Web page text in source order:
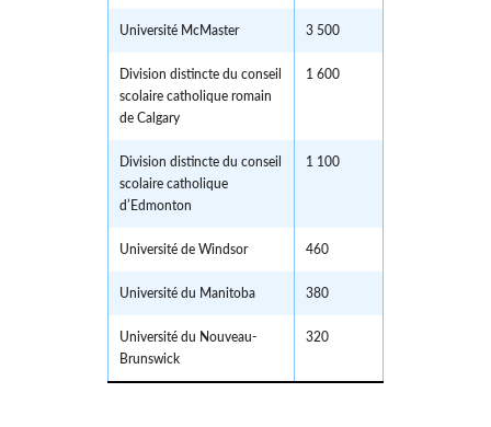
Université McMaster 3 500
Division distincte du conseil
scolaire catholique romain
de Calgary
1 600
Division distincte du conseil
scolaire catholique
d’Edmonton
1 100
Université de Windsor 460
Université du Manitoba 380
Université du Nouveau-
Brunswick
320